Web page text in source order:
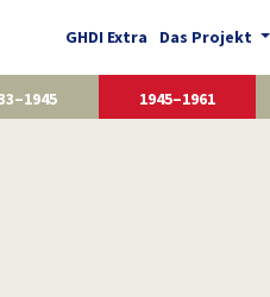
GHDI Extra Das Projekt
1945–1961